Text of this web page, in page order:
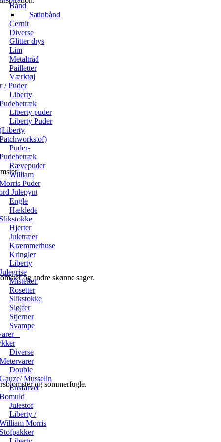
Bånd
Satinbånd
Cernit
Diverse
Glitter drys
Lim
Metaltråd
Pailletter
Værktøj
/ Puder
Liberty
Pudebetræk
Liberty puder
Liberty Puder
(Liberty
Patchworkstof)
Puder-
Pudebetræk
Rævepuder
William
Morris Puder
Julepynt
Engle
Hæklede
Slikstokke
Hjerter
Juletræer
Kræmmerhuse
Kringler
Liberty
Julegrise
Mistelten
Rosetter
Slikstokke
Sløjfer
Stjerner
Svampe
–
Diverse
Metervarer
Double
Gauze/ Musselin
Ensfarvet
Bomuld
Julestof
Liberty /
William Morris
Stofpakker
og andre skønne sager.
og sommerfugle.